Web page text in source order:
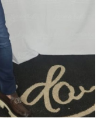
/ Instagram